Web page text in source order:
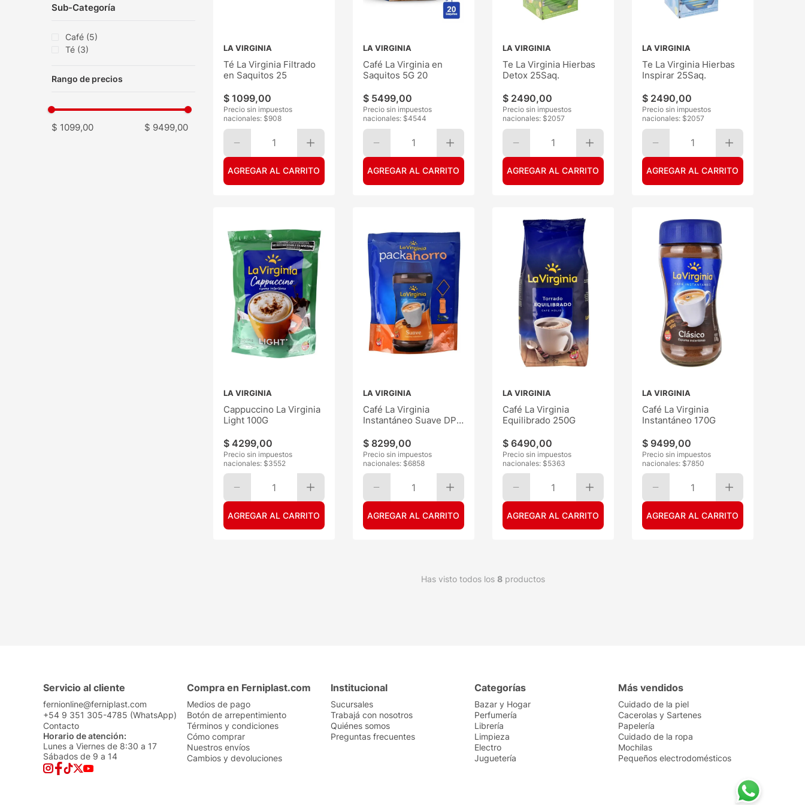
Sub-Categoría
Café (5)
Té (3)
$ 1099,00 $ 9499,00
LA VIRGINIA
Té La Virginia Filtrado
en Saquitos 25
$ 1099,00
Precio sin impuestos
nacionales: $908
1
AGREGAR AL CARRITO
LA VIRGINIA
Café La Virginia en
Saquitos 5G 20
$ 5499,00
Precio sin impuestos
nacionales: $4544
1
AGREGAR AL CARRITO
LA VIRGINIA
Te La Virginia Hierbas
Detox 25Saq.
$ 2490,00
Precio sin impuestos
nacionales: $2057
1
AGREGAR AL CARRITO
LA VIRGINIA
Te La Virginia Hierbas
Inspirar 25Saq.
$ 2490,00
Precio sin impuestos
nacionales: $2057
1
AGREGAR AL CARRITO
LA VIRGINIA
Cappuccino La Virginia
Light 100G
$ 4299,00
Precio sin impuestos
nacionales: $3552
1
AGREGAR AL CARRITO
LA VIRGINIA
Café La Virginia
Instantáneo Suave DP
$ 8299,00
Precio sin impuestos
nacionales: $6858
1
AGREGAR AL CARRITO
LA VIRGINIA
Café La Virginia
Equilibrado 250G
$ 6490,00
Precio sin impuestos
nacionales: $5363
1
AGREGAR AL CARRITO
LA VIRGINIA
Café La Virginia
Instantáneo 170G
$ 9499,00
Precio sin impuestos
nacionales: $7850
1
AGREGAR AL CARRITO
Has visto todos los8 productos
Servicio al cliente
fernionline@ferniplast.com
+54 9 351 305-4785 (WhatsApp)
Contacto
Horario de atención:
Lunes a Viernes de 8:30 a 17
Sábados de 9 a 14
Compra en Ferniplast.com
Medios de pago
Botón de arrepentimiento
Términos y condiciones
Cómo comprar
Nuestros envíos
Cambios y devoluciones
Institucional
Sucursales
Trabajá con nosotros
Quiénes somos
Preguntas frecuentes
Categorías
Bazar y Hogar
Perfumería
Librería
Limpieza
Electro
Juguetería
Más vendidos
Cuidado de la piel
Cacerolas y Sartenes
Papelería
Cuidado de la ropa
Mochilas
Pequeños electrodomésticos